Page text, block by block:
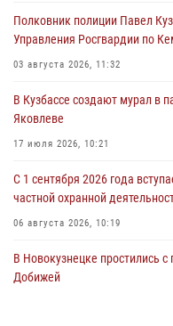
Росгвардейцы задержали
горожанки
06 августа 2026, 08:17
Росгвардейцы пресекли
новокузнечанку от
06 августа 2026, 07:16
Полковник полиции Павел
Управления Росгвардии по
03 августа 2026, 11:32
В Кузбассе создают мурал в
Яковлеве
17 июля 2026, 10:21
С 1 сентября 2026 года
частной охранной
06 августа 2026, 10:19
В Новокузнецке
Добижей